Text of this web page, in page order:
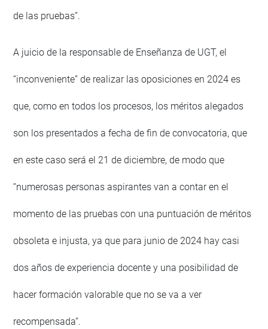
de las pruebas”.
A juicio de la responsable de Enseñanza de UGT, el
“inconveniente” de realizar las oposiciones en 2024 es
que, como en todos los procesos, los méritos alegados
son los presentados a fecha de fin de convocatoria, que
en este caso será el 21 de diciembre, de modo que
“numerosas personas aspirantes van a contar en el
momento de las pruebas con una puntuación de méritos
obsoleta e injusta, ya que para junio de 2024 hay casi
dos años de experiencia docente y una posibilidad de
hacer formación valorable que no se va a ver
recompensada”.